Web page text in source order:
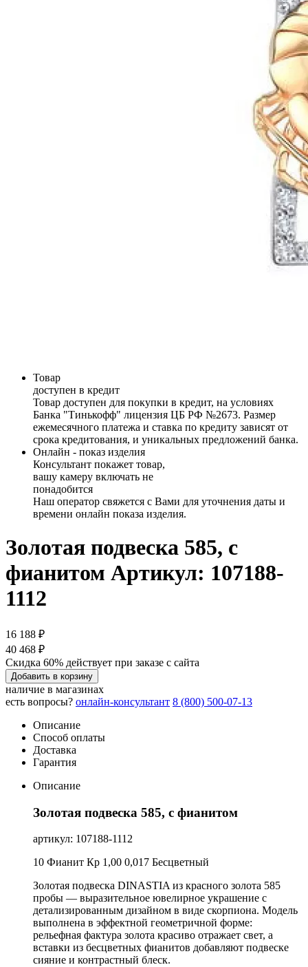
Товар
доступен в кредит
Товар доступен для покупки в кредит, на условиях
Банка "Тинькофф" лицензия ЦБ РФ №2673. Размер
ежемесячного платежа и ставка по кредиту зависят от
срока кредитования, и уникальных предложений банка.
Онлайн - показ изделия
Консультант покажет товар,
вашу камеру включать не
понадобится
Наш оператор свяжется с Вами для уточнения даты и
времени онлайн показа изделия.
Золотая подвеска 585, с
фианитом Артикул: 107188-
1112
16 188 ₽
40 468 ₽
Скидка 60% действует при заказе с сайта
Добавить в корзину
наличие в магазинах
есть вопросы? онлайн-консультант 8 (800) 500-07-13
Описание
Способ оплаты
Доставка
Гарантия
Описание
Золотая подвеска 585, с фианитом
артикул: 107188-1112
10 Фианит Кр 1,00 0,017 Бесцветный
Золотая подвеска DINASTIA из красного золота 585
пробы — выразительное ювелирное украшение с
детализированным дизайном в виде скорпиона. Модель
выполнена в эффектной геометричной форме:
рельефная фактура золота красиво отражает свет, а
вставки из бесцветных фианитов добавляют подвеске
сияние и контрастный блеск.